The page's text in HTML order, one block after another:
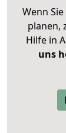
Wenn
planen,
Hilfe in
uns